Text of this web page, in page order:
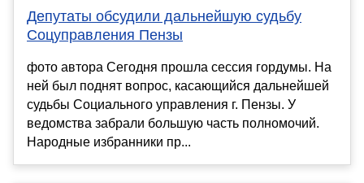
Депутаты обсудили дальнейшую судьбу
Соцуправления Пензы
фото автора Сегодня прошла сессия гордумы. На
ней был поднят вопрос, касающийся дальнейшей
судьбы Социального управления г. Пензы. У
ведомства забрали большую часть полномочий.
Народные избранники пр...